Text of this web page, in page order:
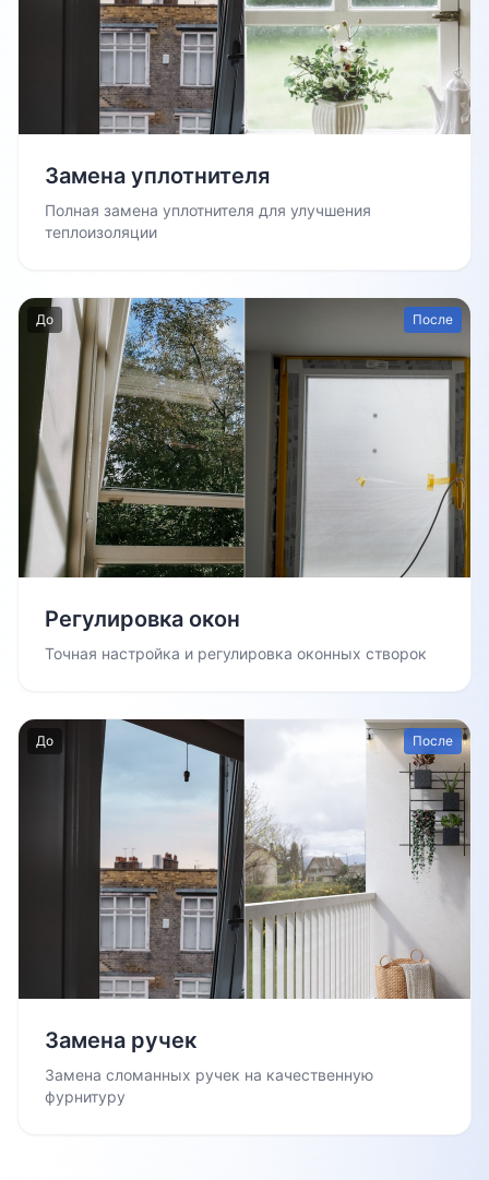
Замена уплотнителя
Полная замена уплотнителя для улучшения
теплоизоляции
До После
Регулировка окон
Точная настройка и регулировка оконных створок
До После
Замена ручек
Замена сломанных ручек на качественную
фурнитуру